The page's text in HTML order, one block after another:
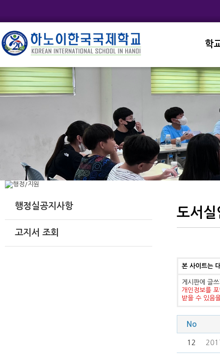
학
교
학
학
학
학
행정실공지사항
고지서 조회
도서실
본 사이트는
게시판에 글
개인정보를
받을 수 있음
No
12